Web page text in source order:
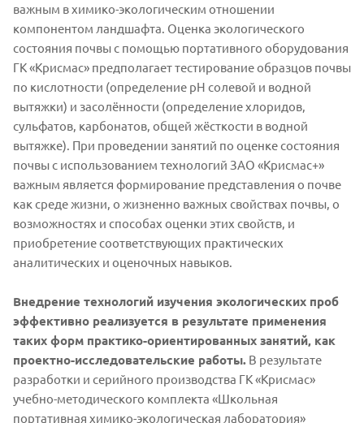
важным в химико-экологическим отношении
компонентом ландшафта. Оценка экологического
состояния почвы с помощью портативного оборудования
ГК «Крисмас» предполагает тестирование образцов почвы
по кислотности (определение рН солевой и водной
вытяжки) и засолённости (определение хлоридов,
сульфатов, карбонатов, общей жёсткости в водной
вытяжке). При проведении занятий по оценке состояния
почвы с использованием технологий ЗАО «Крисмас+»
важным является формирование представления о почве
как среде жизни, о жизненно важных свойствах почвы, о
возможностях и способах оценки этих свойств, и
приобретение соответствующих практических
аналитических и оценочных навыков.
Внедрение технологий изучения экологических проб
эффективно реализуется в результате применения
таких форм практико-ориентированных занятий, как
проектно-исследовательские работы. В результате
разработки и серийного производства ГК «Крисмас»
учебно-методического комплекта «Школьная
портативная химико-экологическая лаборатория»